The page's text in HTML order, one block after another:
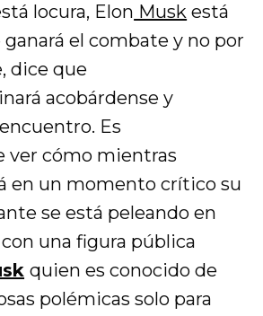
locura, Elon Musk está
el combate y no por
dice que
acobárdense y
Es
ver cómo mientras
en un momento crítico su
se está peleando en
una figura pública
quien es conocido de
polémicas solo para